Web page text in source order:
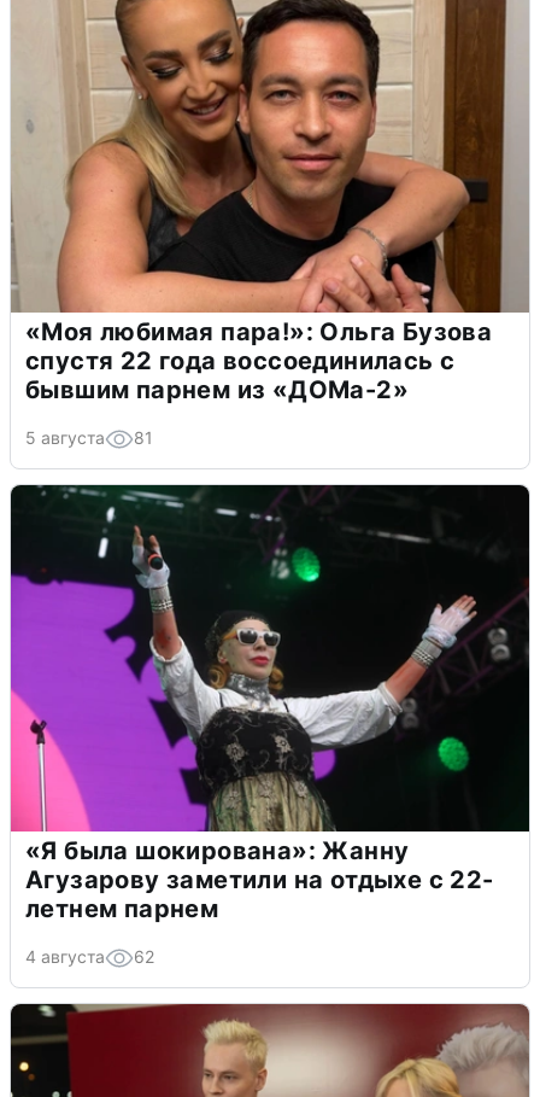
«Моя любимая пара!»: Ольга Бузова
спустя 22 года воссоединилась с
бывшим парнем из «ДОМа-2»
5 августа 81
«Я была шокирована»: Жанну
Агузарову заметили на отдыхе с 22-
летнем парнем
4 августа 62